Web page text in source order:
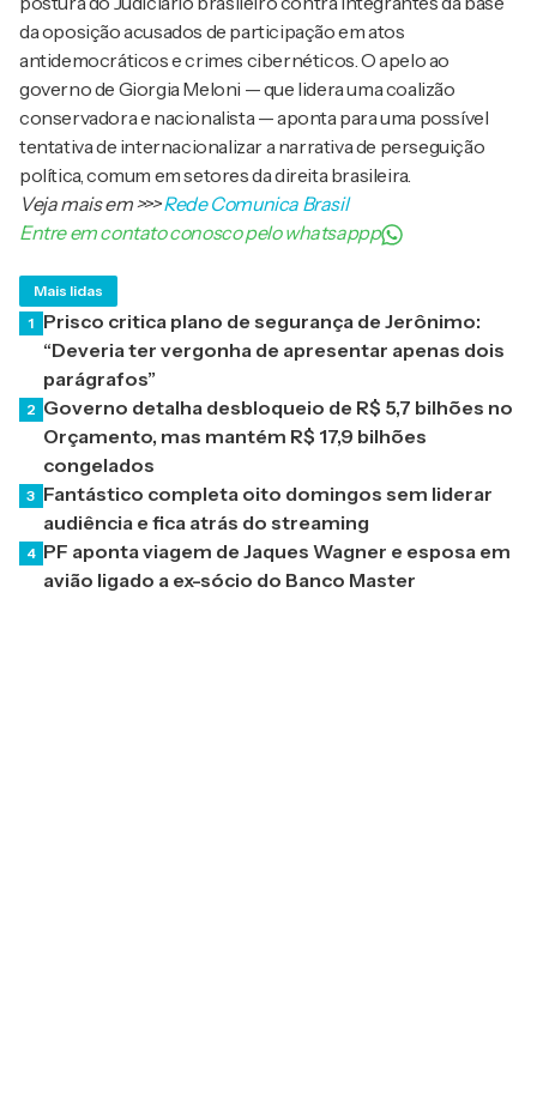
da oposição acusados de participação em atos
antidemocráticos e crimes cibernéticos. O apelo ao
governo de Giorgia Meloni — que lidera uma coalizão
conservadora e nacionalista — aponta para uma possível
tentativa de internacionalizar a narrativa de perseguição
política, comum em setores da direita brasileira.
Veja mais em>>>Rede Comunica Brasil
Entre em contato conosco pelo whatsappp
Mais lidas
1 Prisco critica plano de segurança de Jerônimo:
“Deveria ter vergonha de apresentar apenas dois
parágrafos”
2 Governo detalha desbloqueio de R$ 5,7 bilhões no
Orçamento, mas mantém R$ 17,9 bilhões
congelados
3 Fantástico completa oito domingos sem liderar
audiência e fica atrás do streaming
4 PF aponta viagem de Jaques Wagner e esposa em
avião ligado a ex-sócio do Banco Master